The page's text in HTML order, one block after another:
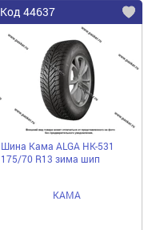
Код 44637
Шина Кама ALGA НК-531
175/70 R13 зима шип
КАМА